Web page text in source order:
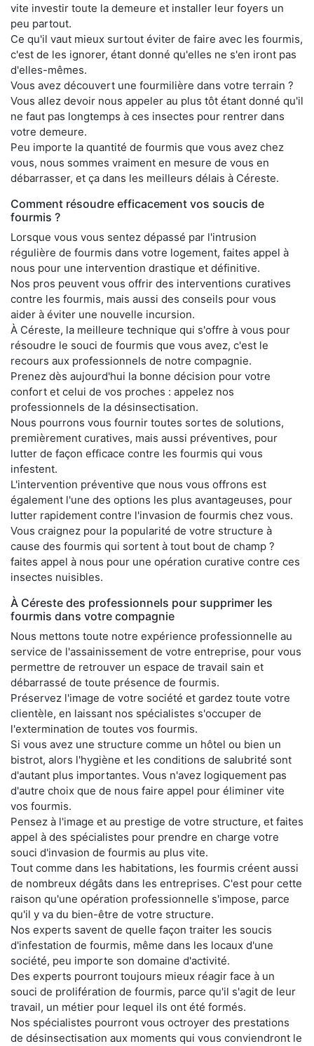
vite investir toute la demeure et installer leur foyers un
peu partout.
Ce qu'il vaut mieux surtout éviter de faire avec les fourmis,
c'est de les ignorer, étant donné qu'elles ne s'en iront pas
d'elles-mêmes.
Vous avez découvert une fourmilière dans votre terrain ?
Vous allez devoir nous appeler au plus tôt étant donné qu'il
ne faut pas longtemps à ces insectes pour rentrer dans
votre demeure.
Peu importe la quantité de fourmis que vous avez chez
vous, nous sommes vraiment en mesure de vous en
débarrasser, et ça dans les meilleurs délais à Céreste.
Comment résoudre efficacement vos soucis de
fourmis ?
Lorsque vous vous sentez dépassé par l'intrusion
régulière de fourmis dans votre logement, faites appel à
nous pour une intervention drastique et définitive.
Nos pros peuvent vous offrir des interventions curatives
contre les fourmis, mais aussi des conseils pour vous
aider à éviter une nouvelle incursion.
À Céreste, la meilleure technique qui s'offre à vous pour
résoudre le souci de fourmis que vous avez, c'est le
recours aux professionnels de notre compagnie.
Prenez dès aujourd'hui la bonne décision pour votre
confort et celui de vos proches : appelez nos
professionnels de la désinsectisation.
Nous pourrons vous fournir toutes sortes de solutions,
premièrement curatives, mais aussi préventives, pour
lutter de façon efficace contre les fourmis qui vous
infestent.
L'intervention préventive que nous vous offrons est
également l'une des options les plus avantageuses, pour
lutter rapidement contre l'invasion de fourmis chez vous.
Vous craignez pour la popularité de votre structure à
cause des fourmis qui sortent à tout bout de champ ?
faites appel à nous pour une opération curative contre ces
insectes nuisibles.
À Céreste des professionnels pour supprimer les
fourmis dans votre compagnie
Nous mettons toute notre expérience professionnelle au
service de l'assainissement de votre entreprise, pour vous
permettre de retrouver un espace de travail sain et
débarrassé de toute présence de fourmis.
Préservez l'image de votre société et gardez toute votre
clientèle, en laissant nos spécialistes s'occuper de
l'extermination de toutes vos fourmis.
Si vous avez une structure comme un hôtel ou bien un
bistrot, alors l'hygiène et les conditions de salubrité sont
d'autant plus importantes. Vous n'avez logiquement pas
d'autre choix que de nous faire appel pour éliminer vite
vos fourmis.
Pensez à l'image et au prestige de votre structure, et faites
appel à des spécialistes pour prendre en charge votre
souci d'invasion de fourmis au plus vite.
Tout comme dans les habitations, les fourmis créent aussi
de nombreux dégâts dans les entreprises. C'est pour cette
raison qu'une opération professionnelle s'impose, parce
qu'il y va du bien-être de votre structure.
Nos experts savent de quelle façon traiter les soucis
d'infestation de fourmis, même dans les locaux d'une
société, peu importe son domaine d'activité.
Des experts pourront toujours mieux réagir face à un
souci de prolifération de fourmis, parce qu'il s'agit de leur
travail, un métier pour lequel ils ont été formés.
Nos spécialistes pourront vous octroyer des prestations
de désinsectisation aux moments qui vous conviendront le